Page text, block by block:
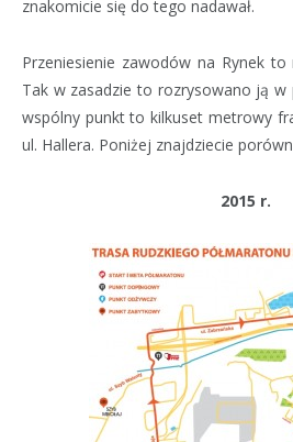
znakomicie się do tego nadawał.
Przeniesienie zawodów na Rynek
Tak w zasadzie to rozrysowano ją w
wspólny punkt to kilkuset metrowy
ul. Hallera. Poniżej znajdziecie
2015 r.